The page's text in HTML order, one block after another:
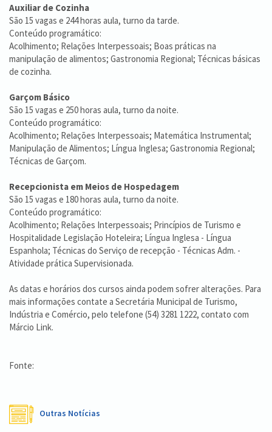
Auxiliar de Cozinha
São 15 vagas e 244 horas aula, turno da tarde.
Conteúdo programático:
Acolhimento; Relações Interpessoais; Boas práticas na
manipulação de alimentos; Gastronomia Regional; Técnicas básicas
de cozinha.
Garçom Básico
São 15 vagas e 250 horas aula, turno da noite.
Conteúdo programático:
Acolhimento; Relações Interpessoais; Matemática Instrumental;
Manipulação de Alimentos; Língua Inglesa; Gastronomia Regional;
Técnicas de Garçom.
Recepcionista em Meios de Hospedagem
São 15 vagas e 180 horas aula, turno da noite.
Conteúdo programático:
Acolhimento; Relações Interpessoais; Princípios de Turismo e
Hospitalidade Legislação Hoteleira; Língua Inglesa - Língua
Espanhola; Técnicas do Serviço de recepção - Técnicas Adm. -
Atividade prática Supervisionada.
As datas e horários dos cursos ainda podem sofrer alterações. Para
mais informações contate a Secretária Municipal de Turismo,
Indústria e Comércio, pelo telefone (54) 3281 1222, contato com
Márcio Link.
Fonte:
Outras Notícias